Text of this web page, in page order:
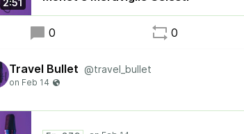
2:51
0 0
Travel Bullet @travel_bullet